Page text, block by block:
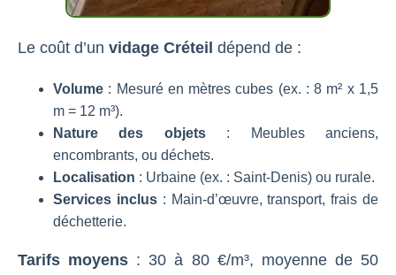
Le coût d’un vidage Créteil dépend de :
Volume : Mesuré en mètres cubes (ex. : 8 m² x 1,5
m = 12 m³).
Nature des objets: Meubles anciens,
encombrants, ou déchets.
Localisation : Urbaine (ex. : Saint-Denis) ou rurale.
Services inclus: Main-d’œuvre, transport, frais de
déchetterie.
Tarifs moyens : 30 à 80 €/m³, moyenne de 50